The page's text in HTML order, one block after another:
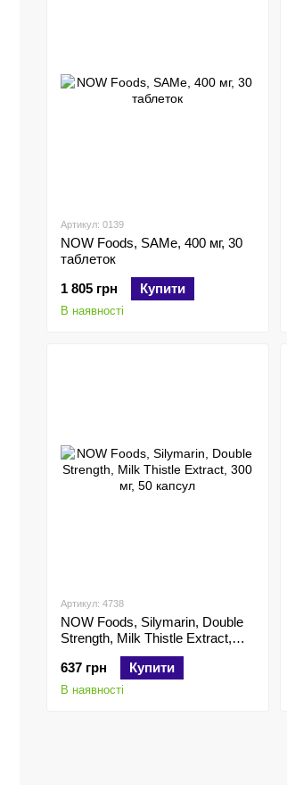
Артикул: 0139
NOW Foods, SAMe, 400 мг, 30
таблеток
1 805 грн
Купити
В наявності
Артикул: 4738
NOW Foods, Silymarin, Double
Strength, Milk Thistle Extract,
300 мг, 50 капсул
637 грн
Купити
В наявності